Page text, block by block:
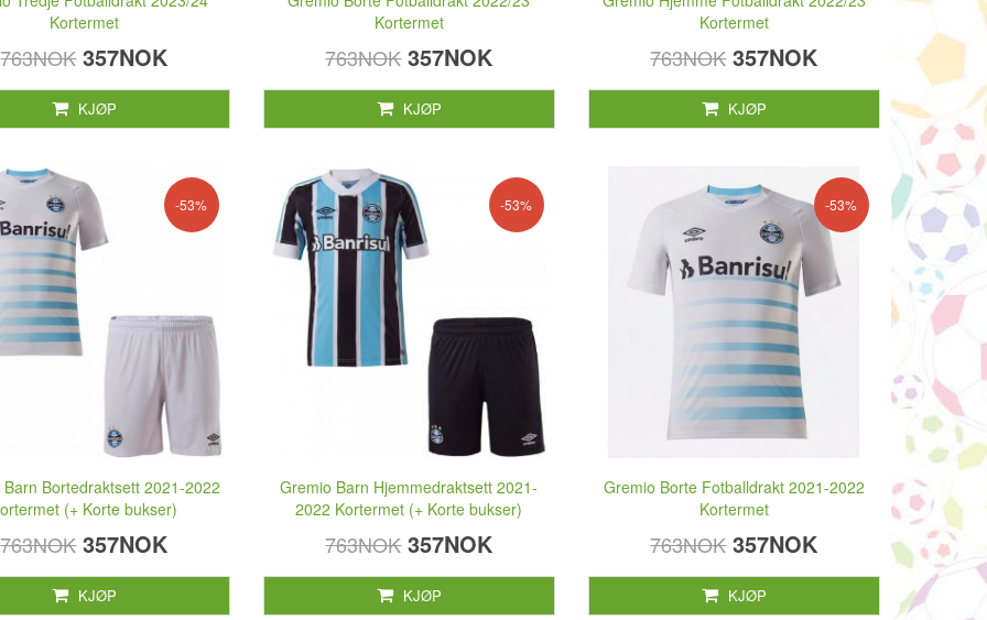
Kortermet
763NOK 357NOK
KJØP
Kortermet
763NOK 357NOK
KJØP
Kortermet
763NOK 357NOK
KJØP
-53%
Bortedraktsett 2021-2022
(+ Korte bukser)
763NOK 357NOK
KJØP
-53%
Gremio Barn Hjemmedraktsett 2021-
2022 Kortermet (+ Korte bukser)
763NOK 357NOK
KJØP
-53%
Gremio Borte Fotballdrakt 2021-2022
Kortermet
763NOK 357NOK
KJØP